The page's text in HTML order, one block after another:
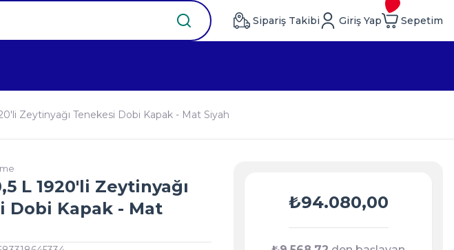
Sipariş Takibi Giriş Yap Sepetim
Zeytinyağı Tenekesi Dobi Kapak - Mat Siyah
L 1920'li Zeytinyağı
Dobi Kapak - Mat
₺94.080,00